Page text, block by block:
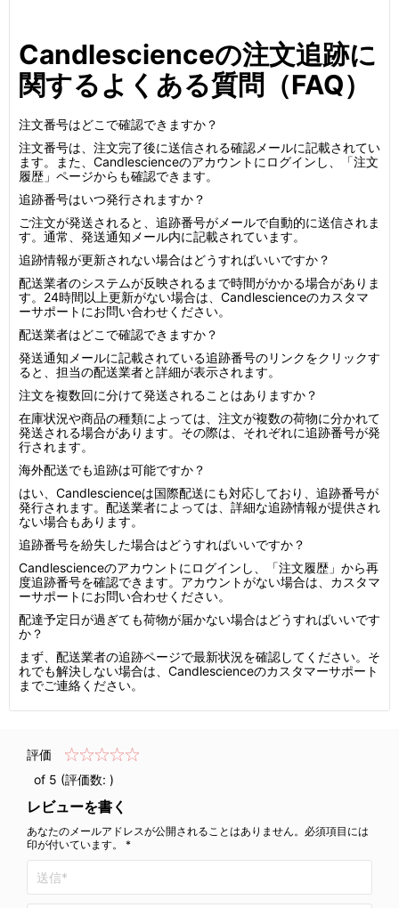
Candlescienceの注文追跡に
関するよくある質問（FAQ）
注文番号はどこで確認できますか？
注文番号は、注文完了後に送信される確認メールに記載されてい
ます。また、Candlescienceのアカウントにログインし、「注文
履歴」ページからも確認できます。
追跡番号はいつ発行されますか？
ご注文が発送されると、追跡番号がメールで自動的に送信されま
す。通常、発送通知メール内に記載されています。
追跡情報が更新されない場合はどうすればいいですか？
配送業者のシステムが反映されるまで時間がかかる場合がありま
す。24時間以上更新がない場合は、Candlescienceのカスタマ
ーサポートにお問い合わせください。
配送業者はどこで確認できますか？
発送通知メールに記載されている追跡番号のリンクをクリックす
ると、担当の配送業者と詳細が表示されます。
注文を複数回に分けて発送されることはありますか？
在庫状況や商品の種類によっては、注文が複数の荷物に分かれて
発送される場合があります。その際は、それぞれに追跡番号が発
行されます。
海外配送でも追跡は可能ですか？
はい、Candlescienceは国際配送にも対応しており、追跡番号が
発行されます。配送業者によっては、詳細な追跡情報が提供され
ない場合もあります。
追跡番号を紛失した場合はどうすればいいですか？
Candlescienceのアカウントにログインし、「注文履歴」から再
度追跡番号を確認できます。アカウントがない場合は、カスタマ
ーサポートにお問い合わせください。
配達予定日が過ぎても荷物が届かない場合はどうすればいいです
か？
まず、配送業者の追跡ページで最新状況を確認してください。そ
れでも解決しない場合は、Candlescienceのカスタマーサポート
までご連絡ください。
評価
of 5 (評価数: )
レビューを書く
あなたのメールアドレスが公開されることはありません。必須項目には
印が付いています。 *